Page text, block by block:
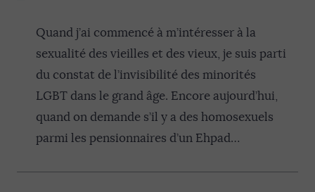
Quand j’ai commencé à m’intéresser à la
sexualité des vieilles et des vieux, je suis parti
du constat de l’invisibilité des minorités
LGBT dans le grand âge. Encore aujourd’hui,
quand on demande s’il y a des homosexuels
parmi les pensionnaires d’un Ehpad…